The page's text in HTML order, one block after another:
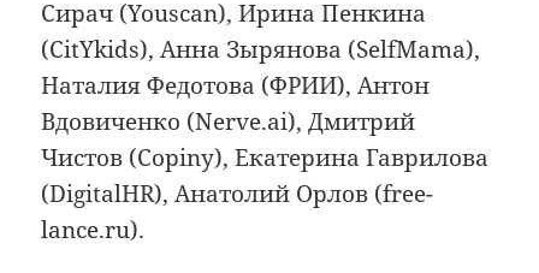
Сирач (Youscan), Ирина Пенкина
(CitYkids), Анна Зырянова (SelfMama),
Наталия Федотова (ФРИИ), Антон
Вдовиченко (Nerve.ai), Дмитрий
Чистов (Copiny), Екатерина Гаврилова
(DigitalHR), Анатолий Орлов (free-
lance.ru).